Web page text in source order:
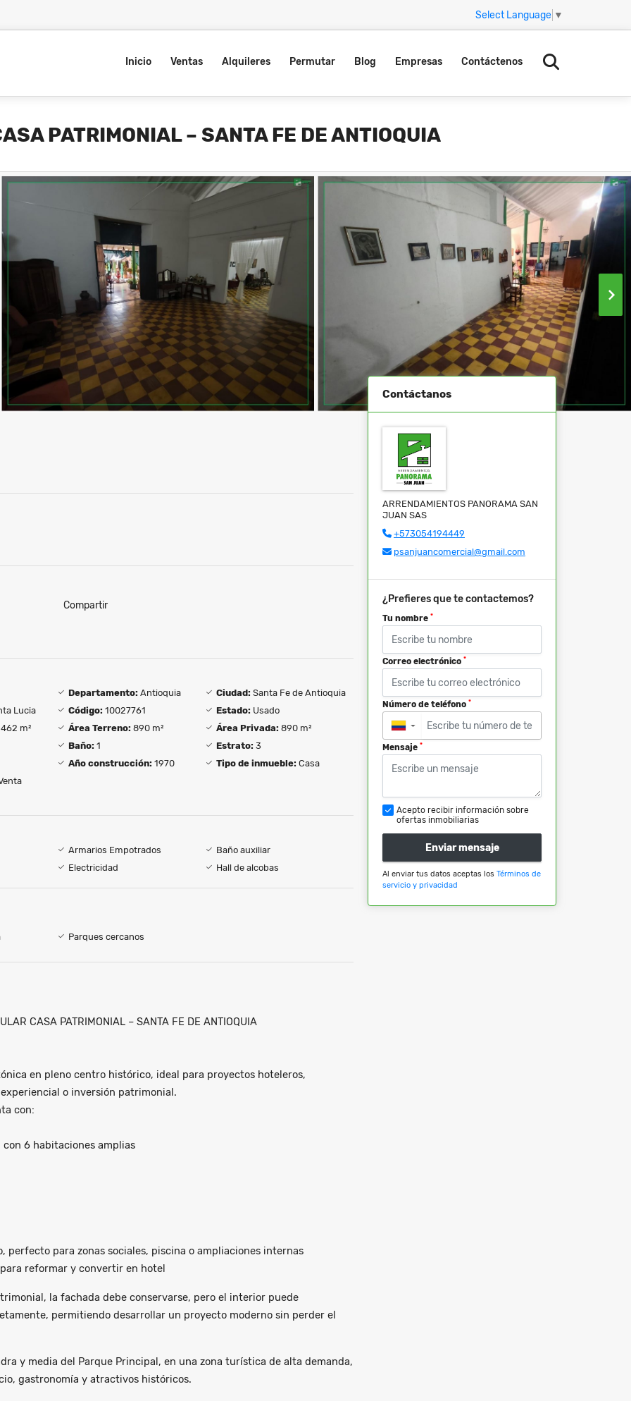
Select Language ▼
Inicio Ventas Alquileres Permutar Blog Empresas Contáctenos
PATRIMONIAL – SANTA FE DE ANTIOQUIA
Compartir
Departamento: Antioquia Ciudad: Santa Fe de Antioquia
Lucia
Código: 10027761 Estado: Usado
m²
Área Terreno: 890 m² Área Privada: 890 m²
Baño: 1 Estrato: 3
Año construcción: 1970 Tipo de inmueble: Casa
Armarios Empotrados
Baño auxiliar
Electricidad
Hall de alcobas
Parques cercanos
CASA PATRIMONIAL – SANTA FE DE ANTIOQUIA
en pleno centro histórico, ideal para proyectos hoteleros,
o inversión patrimonial.
con:
6 habitaciones amplias
perfecto para zonas sociales, piscina o ampliaciones internas
reformar y convertir en hotel
la fachada debe conservarse, pero el interior puede
permitiendo desarrollar un proyecto moderno sin perder el
y media del Parque Principal, en una zona turística de alta demanda,
gastronomía y atractivos históricos.
Contáctanos
ARRENDAMIENTOS PANORAMA SAN
JUAN SAS
+573054194449
psanjuancomercial@gmail.com
¿Prefieres que te contactemos?
Tu nombre *
Correo electrónico *
Número de teléfono *
▼
Mensaje *
Acepto recibir información sobre
ofertas inmobiliarias
Enviar mensaje
Al enviar tus datos aceptas los Términos de
servicio y privacidad